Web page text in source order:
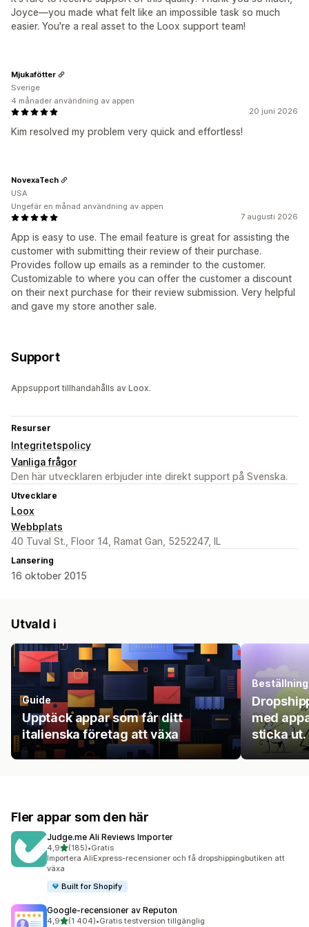
Joyce—you made what felt like an impossible task so much
easier. You're a real asset to the Loox support team!
20 juni 2026
Kim resolved my problem very quick and effortless!
Mjukafötter
Sverige
4 månader användning av appen
7 augusti 2026
App is easy to use. The email feature is great for assisting the
customer with submitting their review of their purchase.
Provides follow up emails as a reminder to the customer.
Customizable to where you can offer the customer a discount
on their next purchase for their review submission. Very helpful
and gave my store another sale.
NovexaTech
USA
Ungefär en månad användning av appen
Support
Appsupport tillhandahålls av Loox.
Resurser
Integritetspolicy
Vanliga frågor
Den här utvecklaren erbjuder inte direkt support på Svenska.
Utvecklare
Loox
Webbplats
40 Tuval St., Floor 14, Ramat Gan, 5252247, IL
Lansering
16 oktober 2015
Utvald i
Guide
Upptäck appar som får ditt
italienska företag att växa
med
sticka ut.
Fler appar som den här
Judge.me Ali Reviews Importer
4,9av 5 stjärnor
(185)
185 recensioner totalt
•Gratis
Importera AliExpress-recensioner och få dropshippingbutiken att
växa
Built for Shopify
Google‑recensioner av Reputon
4,9av 5 stjärnor
(1 404)•Gratis testversion tillgänglig